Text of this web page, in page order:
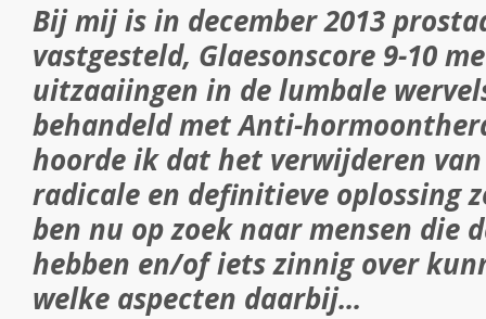
Bij mij is in december 2013
vastgesteld, Glaesonscore 9-10
uitzaaiingen in de lumbale
behandeld met Anti-
hoorde ik dat het verwijderen
radicale en definitieve oplossing
ben nu op zoek naar mensen die
hebben en/of iets zinnig over
welke aspecten daarbij...